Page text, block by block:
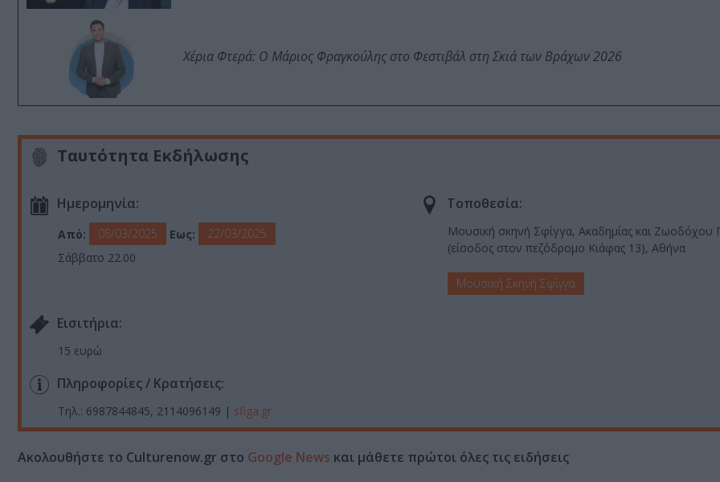
Χέρια Φτερά: Ο Μάριος Φραγκούλης στο Φεστιβάλ στη Σκιά των Βράχων 2026
Ταυτότητα Εκδήλωσης
Ημερομηνία:
Από: 08/03/2025 Εως:
22/03/2025
Σάββατο 22.00
Τοποθεσία:
Μουσική σκηνή Σφίγγα, Ακαδημίας και Ζωοδόχου
(είσοδος στον πεζόδρομο Κιάφας 13), Αθήνα
Μουσική Σκηνή Σφίγγα
Eισιτήρια:
15 ευρώ
Πληροφορίες / Κρατήσεις:
Τηλ.: 6987844845, 2114096149 | sfiga.gr
Ακολουθήστε το Culturenow.gr στο Google News και μάθετε πρώτοι όλες τις ειδήσεις